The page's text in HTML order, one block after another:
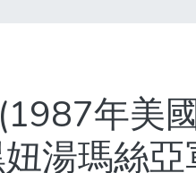
年美
湯瑪絲